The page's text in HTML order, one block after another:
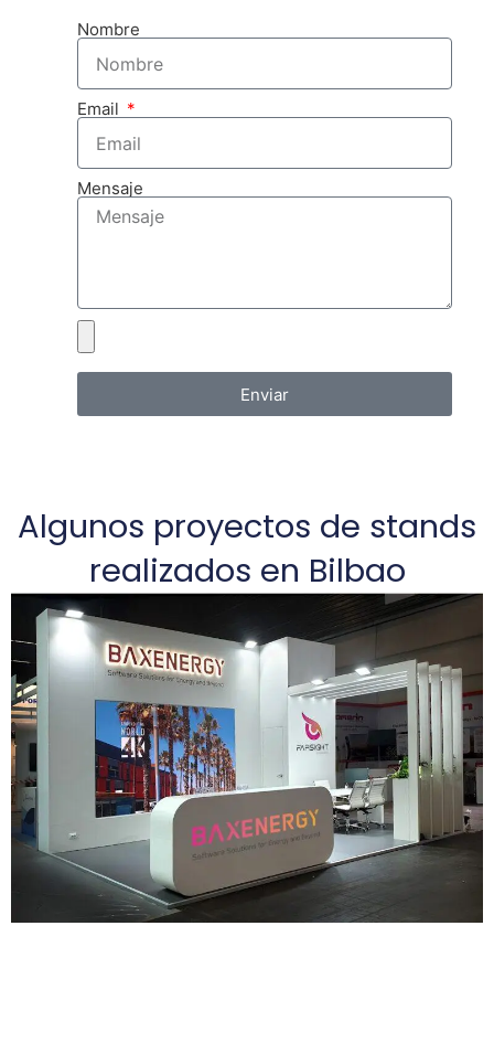
Nombre
Email
Mensaje
Enviar
Algunos proyectos de stands
realizados en Bilbao